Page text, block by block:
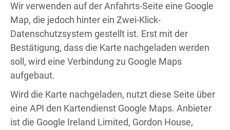
Wir verwenden auf der Anfahrts-Seite eine Google
Map, die jedoch hinter ein Zwei-Klick-
Datenschutzsystem gestellt ist. Erst mit der
Bestätigung, dass die Karte nachgeladen werden
soll, wird eine Verbindung zu Google Maps
aufgebaut.
Wird die Karte nachgeladen, nutzt diese Seite über
eine API den Kartendienst Google Maps. Anbieter
ist die Google Ireland Limited, Gordon House,